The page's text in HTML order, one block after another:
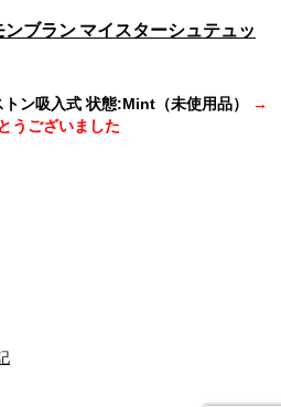
ブラン マイスターシュテュッ
ン吸入式 状態:Mint（未使用品）
→
うございました